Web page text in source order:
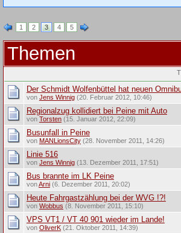
1 2 3 4 5
Themen
Der Schmidt Wolfenbüttel hat neuen
von Jens Winnig(20. Februar 2012, 10:46)
Regionalzug kollidiert bei Peine mit Auto
von Torsten(15. Januar 2012, 22:09)
Busunfall in Peine
von MANLionsCity(28. November 2011, 14:26)
Linie 516
von Jens Winnig(13. Dezember 2011, 17:51)
Bus brannte im LK Peine
vonArni(6. Dezember 2011, 20:02)
Heute Fahrgastzählung bei der WVG !?!
von Wobbus (8. November 2011, 15:10)
VPS VT1 / VT 40 901 wieder im Lande!
von OliverK(21. Oktober 2011, 14:39)